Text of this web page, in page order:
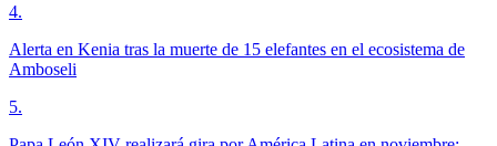
4.
Alerta en Kenia tras la muerte de 15 elefantes en el ecosistema de
Amboseli
5.